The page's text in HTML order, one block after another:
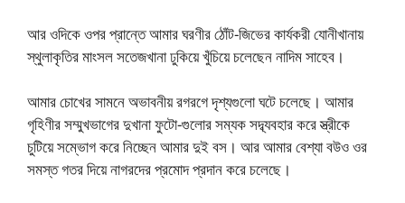
আর ওদিকে ওপর প্রান্তে আমার ঘরণীর ঠোঁট-জিভের কার্যকরী যোনীখানায়
স্থুলাকৃতির মাংসল সতেজখানা ঢুকিয়ে খুঁচিয়ে চলেছেন নাদিম সাহেব।
আমার চোখের সামনে অভাবনীয় রগরগে দৃশ্যগুলো ঘটে চলেছে। আমার
গৃহিণীর সম্মুখভাগের দুখানা ফুটো-গুলোর সম্যক সদ্ব্যবহার করে স্ত্রীকে
চুটিয়ে সম্ভোগ করে নিচ্ছেন আমার দুই বস। আর আমার বেশ্যা বউও ওর
সমস্ত গতর দিয়ে নাগরদের প্রমোদ প্রদান করে চলেছে।